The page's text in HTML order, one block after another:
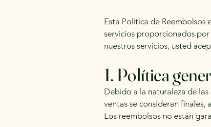
Esta Política de Reembolsos
servicios proporcionados
nuestros servicios, usted
1. Política
Debido a la naturaleza de
ventas se consideran
Los reembolsos no están